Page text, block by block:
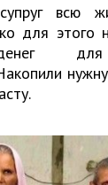
всю
для этого
для